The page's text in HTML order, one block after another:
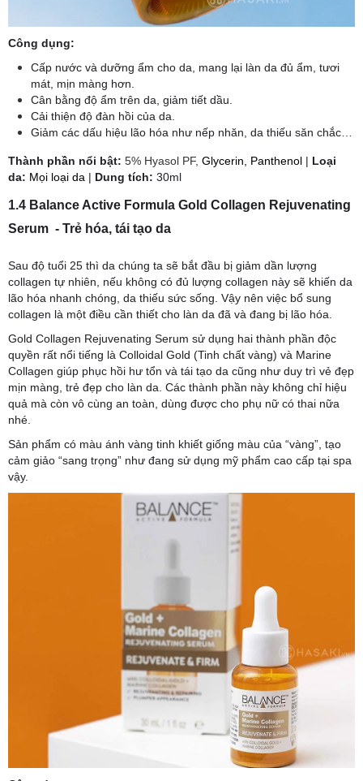
Công dụng:
Cấp nước và dưỡng ẩm cho da, mang lại làn da đủ ẩm, tươi
mát, mịn màng hơn.
Cân bằng độ ẩm trên da, giảm tiết dầu.
Cải thiện độ đàn hồi của da.
Giảm các dấu hiệu lão hóa như nếp nhăn, da thiếu săn chắc…
​Thành phần nổi bật: 5% Hyasol PF, Glycerin, Panthenol | Loại
da: Mọi loại da | Dung tích: 30ml
1.4 Balance Active Formula Gold Collagen Rejuvenating
Serum - Trẻ hóa, tái tạo da
Sau độ tuổi 25 thì da chúng ta sẽ bắt đầu bị giảm dần lượng
collagen tự nhiên, nếu không có đủ lượng collagen này sẽ khiến da
lão hóa nhanh chóng, da thiếu sức sống. Vậy nên việc bổ sung
collagen là một điều cần thiết cho làn da đã và đang bị lão hóa.
Gold Collagen Rejuvenating Serum sử dụng hai thành phần độc
quyền rất nổi tiếng là Colloidal Gold (Tinh chất vàng) và Marine
Collagen giúp phục hồi hư tổn và tái tạo da cũng như duy trì vẻ đẹp
mịn màng, trẻ đẹp cho làn da. Các thành phần này không chỉ hiệu
quả mà còn vô cùng an toàn, dùng được cho phụ nữ có thai nữa
nhé.
Sản phẩm có màu ánh vàng tinh khiết giống màu của “vàng”, tạo
cảm giảo “sang trọng” như đang sử dụng mỹ phẩm cao cấp tại spa
vậy.